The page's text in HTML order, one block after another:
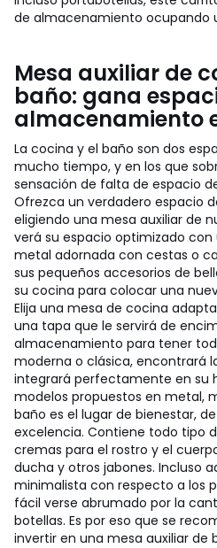
de almacenamiento ocupando
Mesa auxiliar de
baño: gana
almacenamiento
La cocina y el baño son dos
mucho tiempo, y en los que
sensación de falta de espacio
Ofrezca un verdadero espacio
eligiendo una mesa auxiliar de
verá su espacio optimizado
metal adornada con cestas o
sus pequeños accesorios de
su cocina para colocar una
Elija una mesa de cocina
una tapa que le servirá de
almacenamiento para tener
moderna o clásica, encontrará
integrará perfectamente en su
modelos propuestos en metal,
baño es el lugar de bienestar,
excelencia. Contiene todo tipo
cremas para el rostro y el
ducha y otros jabones. Incluso
minimalista con respecto a los
fácil verse abrumado por la
botellas. Es por eso que se
invertir en una mesa auxiliar de